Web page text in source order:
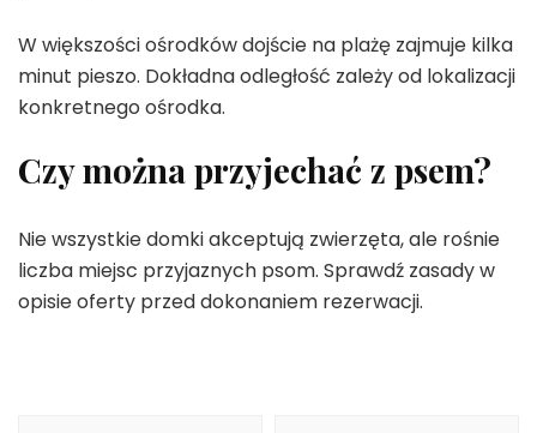
W większości ośrodków dojście na plażę zajmuje kilka
minut pieszo. Dokładna odległość zależy od lokalizacji
konkretnego ośrodka.
Czy można przyjechać z psem?
Nie wszystkie domki akceptują zwierzęta, ale rośnie
liczba miejsc przyjaznych psom. Sprawdź zasady w
opisie oferty przed dokonaniem rezerwacji.